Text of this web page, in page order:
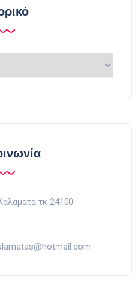
τκ 24100